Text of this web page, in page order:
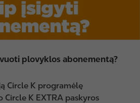
plovyklos abonementą?
Circle K programėlę
Circle K EXTRA paskyros